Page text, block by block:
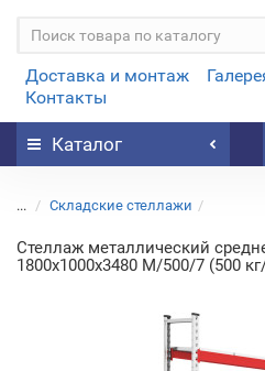
Доставка и монтаж
Контакты
Каталог
... Складские стеллажи
Стеллаж металлический
1800х1000х3480 M/500/7 (500